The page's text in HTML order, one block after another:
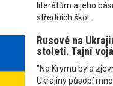
literátům a jeho
středních škol.
Rusové na
století. Tajní
"Na Krymu byla
Ukrajiny působí